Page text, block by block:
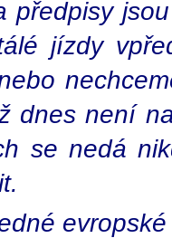
předpisy
jízdy
dnes není
se nedá